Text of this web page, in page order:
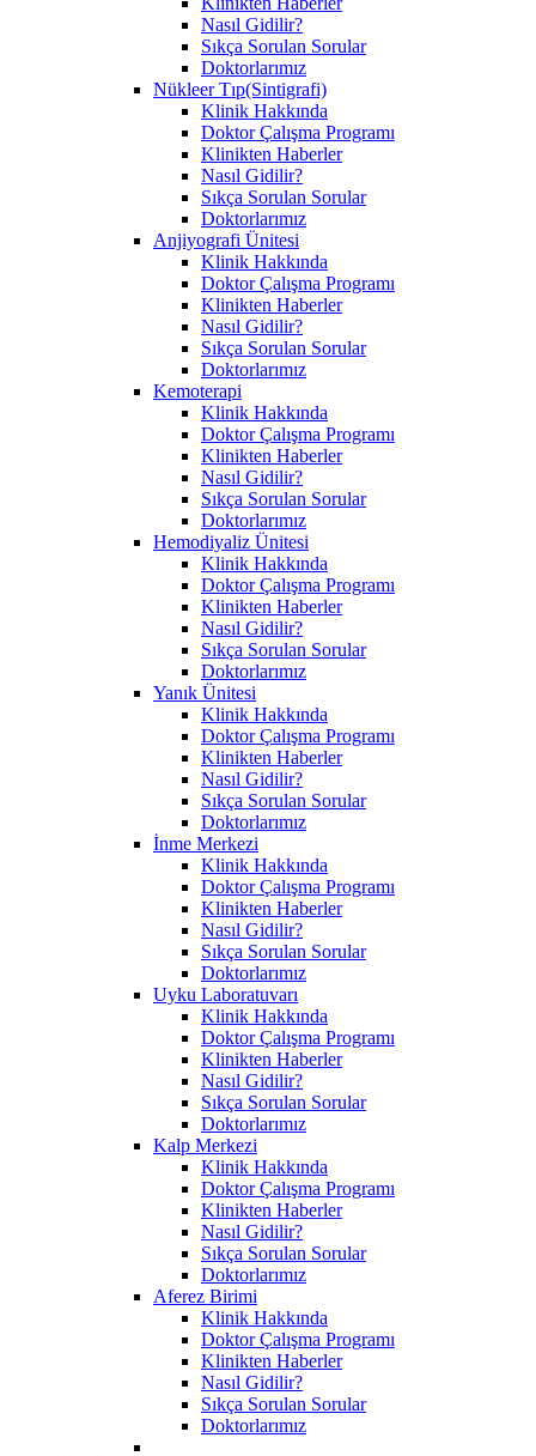
Nasıl Gidilir?
Sıkça Sorulan Sorular
Doktorlarımız
Nükleer Tıp(Sintigrafi)
Klinik Hakkında
Doktor Çalışma Programı
Klinikten Haberler
Nasıl Gidilir?
Sıkça Sorulan Sorular
Doktorlarımız
Anjiyografi Ünitesi
Klinik Hakkında
Doktor Çalışma Programı
Klinikten Haberler
Nasıl Gidilir?
Sıkça Sorulan Sorular
Doktorlarımız
Kemoterapi
Klinik Hakkında
Doktor Çalışma Programı
Klinikten Haberler
Nasıl Gidilir?
Sıkça Sorulan Sorular
Doktorlarımız
Hemodiyaliz Ünitesi
Klinik Hakkında
Doktor Çalışma Programı
Klinikten Haberler
Nasıl Gidilir?
Sıkça Sorulan Sorular
Doktorlarımız
Yanık Ünitesi
Klinik Hakkında
Doktor Çalışma Programı
Klinikten Haberler
Nasıl Gidilir?
Sıkça Sorulan Sorular
Doktorlarımız
İnme Merkezi
Klinik Hakkında
Doktor Çalışma Programı
Klinikten Haberler
Nasıl Gidilir?
Sıkça Sorulan Sorular
Doktorlarımız
Uyku Laboratuvarı
Klinik Hakkında
Doktor Çalışma Programı
Klinikten Haberler
Nasıl Gidilir?
Sıkça Sorulan Sorular
Doktorlarımız
Kalp Merkezi
Klinik Hakkında
Doktor Çalışma Programı
Klinikten Haberler
Nasıl Gidilir?
Sıkça Sorulan Sorular
Doktorlarımız
Aferez Birimi
Klinik Hakkında
Doktor Çalışma Programı
Klinikten Haberler
Nasıl Gidilir?
Sıkça Sorulan Sorular
Doktorlarımız